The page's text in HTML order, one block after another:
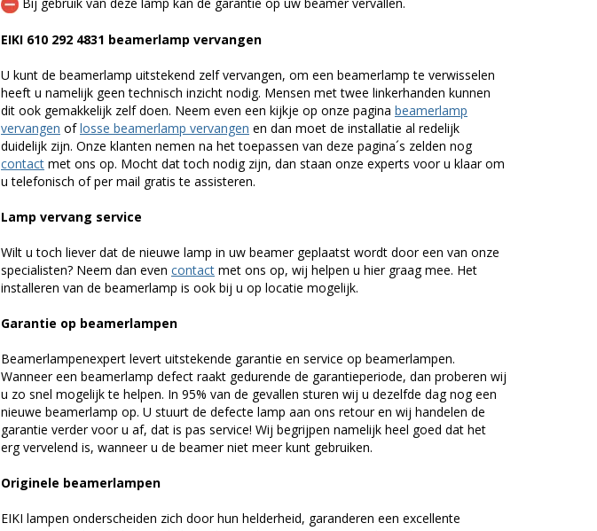
EIKI 610 292 4831 beamerlamp vervangen
U kunt de beamerlamp uitstekend zelf vervangen, om een beamerlamp te verwisselen
heeft u namelijk geen technisch inzicht nodig. Mensen met twee linkerhanden kunnen
dit ook gemakkelijk zelf doen. Neem even een kijkje op onze pagina beamerlamp
vervangen oflosse beamerlamp vervangen en dan moet de installatie al redelijk
duidelijk zijn. Onze klanten nemen na het toepassen van deze pagina´s zelden nog
contact met ons op. Mocht dat toch nodig zijn, dan staan onze experts voor u klaar om
u telefonisch of per mail gratis te assisteren.
Lamp vervang service
Wilt u toch liever dat de nieuwe lamp in uw beamer geplaatst wordt door een van onze
specialisten? Neem dan even contact met ons op, wij helpen u hier graag mee. Het
installeren van de beamerlamp is ook bij u op locatie mogelijk.
Garantie op beamerlampen
Beamerlampenexpert levert uitstekende garantie en service op beamerlampen.
Wanneer een beamerlamp defect raakt gedurende de garantieperiode, dan proberen wij
u zo snel mogelijk te helpen. In 95% van de gevallen sturen wij u dezelfde dag nog een
nieuwe beamerlamp op. U stuurt de defecte lamp aan ons retour en wij handelen de
garantie verder voor u af, dat is pas service! Wij begrijpen namelijk heel goed dat het
erg vervelend is, wanneer u de beamer niet meer kunt gebruiken.
Originele beamerlampen
EIKI lampen onderscheiden zich door hun helderheid, garanderen een excellente